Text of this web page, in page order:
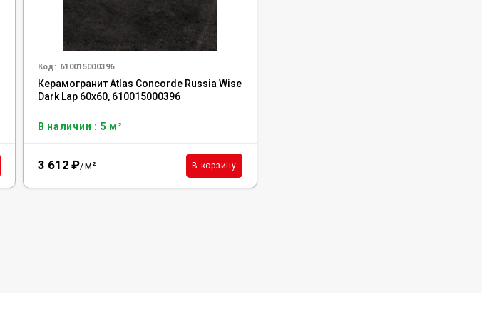
Код: 610015000396
Керамогранит Atlas Concorde Russia Wise
Dark Lap 60x60, 610015000396
В наличии : 5 м²
3 612 ₽/м² В корзину